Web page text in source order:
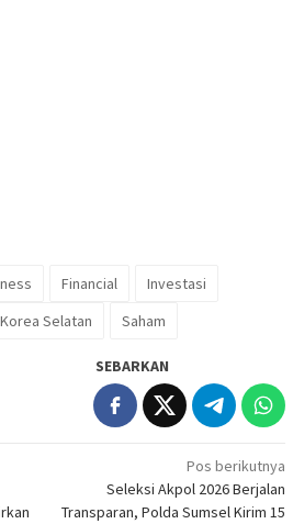
Financial
Investasi
Korea Selatan Saham
SEBARKAN
Pos berikutnya
Seleksi Akpol 2026 Berjalan
Transparan, Polda Sumsel Kirim 15